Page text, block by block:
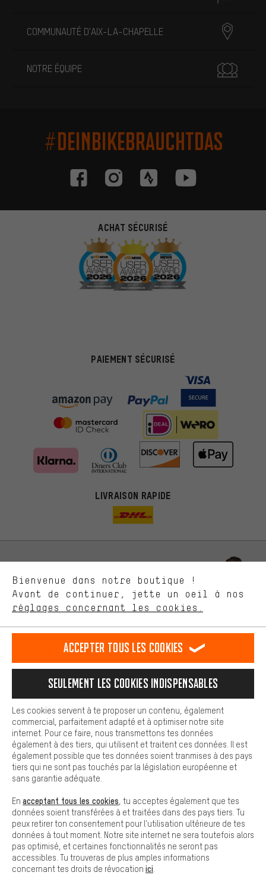
COMMUNAUTÉ D'AIX-LA-CHAPELLE
NOTRE ÉQUIPE
#DEINBIKEBRAUCHTDAS
ACHAT SÉCURISÉ
PAIEMENT SÉCURISÉ
LIVRAISON RAPIDE
Laisse-toi conseiller
Rappel Programmé
Notre politique en matière de protection de la vie privée
français
FR english
EN Deutsch
DE español
ES
RÉSILIER LE CONTRAT Communauté d'Aix-la-Chapelle
Programme d'affiliation Mentions Légales Protection des données
Reprise des batteries Corepile Paramètres de cookies
Modifier le contraste
Tous les prix s'entendent en euros (MwSt hors) plus les
frais de portpour la livraison vers
Bienvenue dans notre boutique !
Avant de continuer, jette un oeil à nos
réglages concernant les cookies.
Des offres plus adaptées
pertinentes. Les cookies de marketing nous aident à identifier tes
intérêts et à te présenter des offres et des conseils sur mesure.
ça nous intéresse. Avec les cookies 'performance', tu peux nous
nous proposons grâce à ton comportement d'achat.
Plus de confort
est plus confortable. Avec les cookies de confort, nous
Nous pouvons ainsi mettre à ta disposition d'autres contenus et
informations utiles. De plus, tu as la possibilité d'utiliser des
facilement les bons produits. Par exemple, nous proposons une
facilement aux questions.
Cookies de base
Les cookies de base garantissent que tu puisses utiliser les
fonctions de notre site web.
Accepter tous les cookies
Seulement les cookies indispensables
Les cookies servent à te proposer un contenu, également
commercial, parfaitement adapté et à optimiser notre site
internet. Pour ce faire, nous transmettons tes données
également à des tiers, qui utilisent et traitent ces données. Il est
également possible que tes données soient tranmises à des pays
tiers qui ne sont pas touchés par la législation européenne et
sans garantie adéquate.
En acceptant tous les cookies , tu acceptes également que tes
données soient transférées à et traitées dans des pays tiers. Tu
peux retirer ton consentement pour l'utilisation ultérieure de tes
données à tout moment. Notre site internet ne sera toutefois alors
pas optimisé, et certaines fonctionnalités ne seront pas
accessibles. Tu trouveras de plus amples informations
concernant tes droits de révocation ici